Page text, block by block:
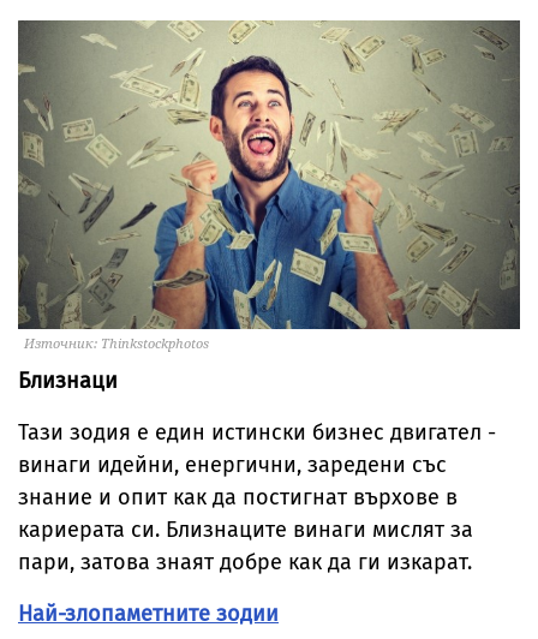
Източник: Thinkstockphotos
Близнаци
Тази зодия е един истински бизнес двигател -
винаги идейни, енергични, заредени със
знание и опит как да постигнат върхове в
кариерата си. Близнаците винаги мислят за
пари, затова знаят добре как да ги изкарат.
Най-злопаметните зодии